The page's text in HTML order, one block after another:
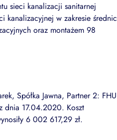
sieci kanalizacji sanitarnej
kanalizacyjnej w zakresie średnic
oraz montażem 98
Spółka Jawna, Partner 2: FHU
dnia 17.04.2020. Koszt
6 002 617,29 zł.